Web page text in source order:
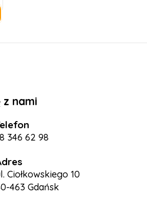
nami
346 62 98
Ciołkowskiego 10
463 Gdańsk